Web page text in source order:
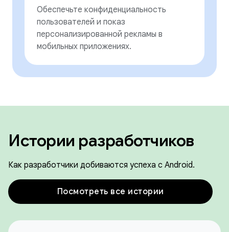
Обеспечьте конфиденциальность
пользователей и показ
персонализированной рекламы в
мобильных приложениях.
Истории разработчиков
Как разработчики добиваются успеха с Android.
Посмотреть все истории